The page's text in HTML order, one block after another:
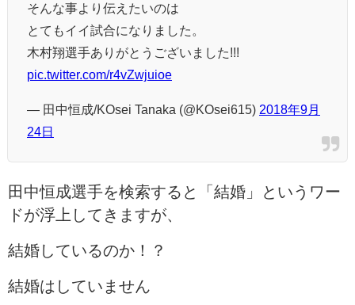
そんな事より伝えたいのは
とてもイイ試合になりました。
木村翔選手ありがとうございました!!!
pic.twitter.com/r4vZwjuioe
— 田中恒成/KOsei Tanaka (@KOsei615) 2018年9月
24日
田中恒成選手を検索すると「結婚」というワー
ドが浮上してきますが、
結婚しているのか！？
結婚はしていません